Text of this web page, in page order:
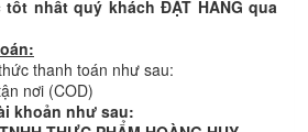
nhất quý khách ĐẶT HÀNG qua
thanh toán như sau:
nơi (COD)
khoản như sau: